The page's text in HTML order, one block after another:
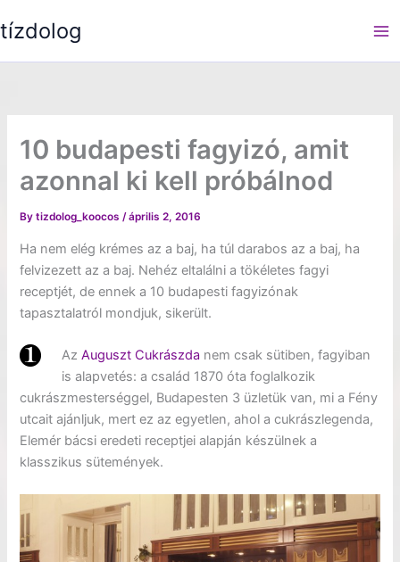
to
tízdolog
10 budapesti fagyizó, amit
azonnal ki kell próbálnod
Bytizdolog_koocos/április 2, 2016
Ha nem elég krémes az a baj, ha túl darabos az a baj, ha
felvizezett az a baj. Nehéz eltalálni a tökéletes fagyi
receptjét, de ennek a 10 budapesti fagyizónak
tapasztalatról mondjuk, sikerült.
AzAuguszt Cukrászda nem csak sütiben, fagyiban
is alapvetés: a család 1870 óta foglalkozik
cukrászmesterséggel, Budapesten 3 üzletük van, mi a Fény
utcait ajánljuk, mert ez az egyetlen, ahol a cukrászlegenda,
Elemér bácsi eredeti receptjei alapján készülnek a
klasszikus sütemények.